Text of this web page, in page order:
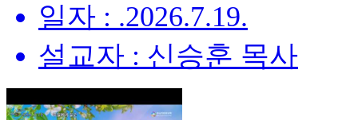
일자 : .2026.7.19.
설교자 : 신승훈 목사